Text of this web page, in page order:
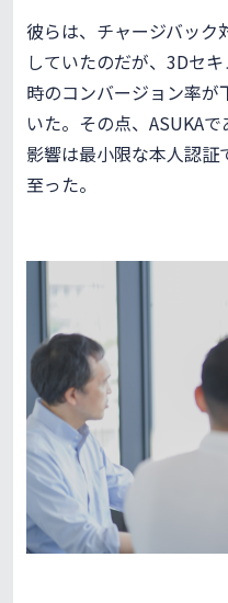
彼らは、チャージバック
していたのだが、3Dセ
時のコンバージョン率が
いた。その点、ASUKA
影響は最小限な本人認証
至った。